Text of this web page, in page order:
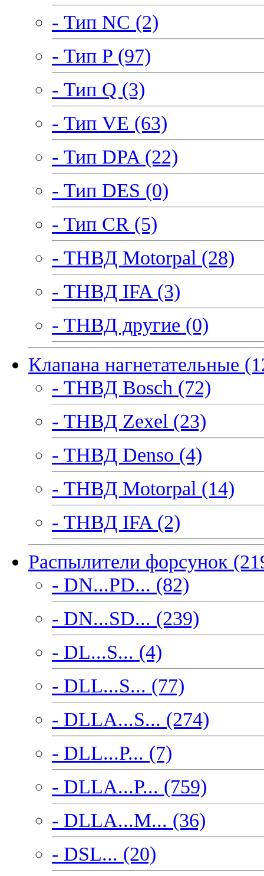
- Тип NC (2)
- Тип P (97)
- Тип Q (3)
- Тип VE (63)
- Тип DPA (22)
- Тип DES (0)
- Тип CR (5)
- ТНВД Motorpal (28)
- ТНВД IFA (3)
- ТНВД другие (0)
Клапана нагнетательные
- ТНВД Bosch (72)
- ТНВД Zexel (23)
- ТНВД Denso (4)
- ТНВД Motorpal (14)
- ТНВД IFA (2)
Распылители форсунок
- DN...PD... (82)
- DN...SD... (239)
- DL...S... (4)
- DLL...S... (77)
- DLLA...S... (274)
- DLL...P... (7)
- DLLA...P... (759)
- DLLA...M... (36)
- DSL... (20)